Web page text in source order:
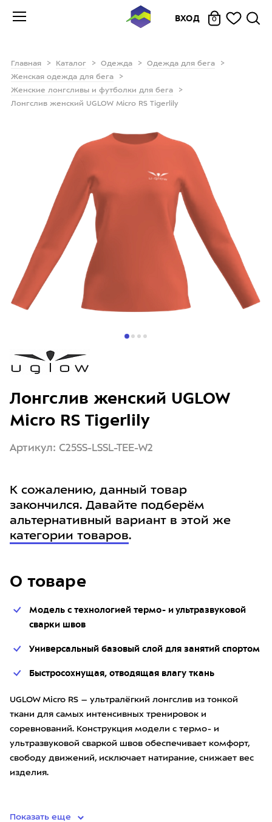
ВХОД 0
Главная Каталог Одежда
Одежда для бега
Женская одежда для бега
Женские лонгсливы и футболки для бега
Лонгслив женский UGLOW Micro RS Tigerlily
О товаре
Модель с технологией термо- и ультразвуковой
сварки швов
Универсальный базовый слой для занятий спортом
Быстросохнущая, отводящая влагу ткань
UGLOW Micro RS – ультралёгкий лонгслив из тонкой
ткани для самых интенсивных тренировок и
соревнований. Конструкция модели с термо- и
ультразвуковой сваркой швов обеспечивает комфорт,
свободу движений, исключает натирание, снижает вес
изделия.
Показать еще
Лонгслив женский UGLOW
Micro RS Tigerlily
Артикул: C25SS-LSSL-TEE-W2
К сожалению, данный товар
закончился. Давайте подберём
альтернативный вариант в этой же
категории товаров.